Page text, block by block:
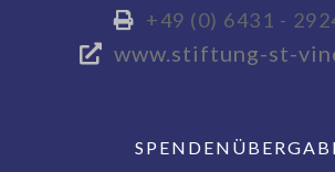
+49 (0) 6431 -
www.stiftung-st-